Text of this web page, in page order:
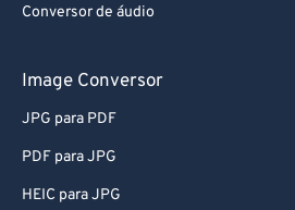
Conversor de áudio
Image Conversor
JPG para PDF
PDF para JPG
HEIC para JPG